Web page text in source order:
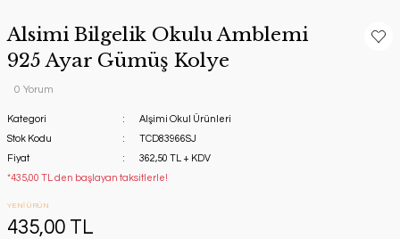
Alsimi Bilgelik Okulu Amblemi
925 Ayar Gümüş Kolye
0 Yorum
Kategori
Alşimi Okul Ürünleri
Stok Kodu
TCD83966SJ
Fiyat
362,50 TL + KDV
*435,00 TL den başlayan taksitlerle!
YENİ ÜRÜN
435,00 TL